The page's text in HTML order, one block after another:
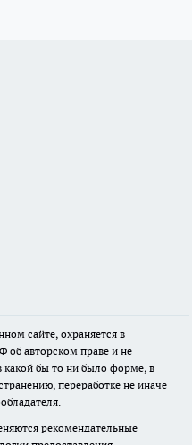
сайте, охраняется в
об авторском праве и не
бы то ни было форме, в
переработке не иначе
рекомендательные